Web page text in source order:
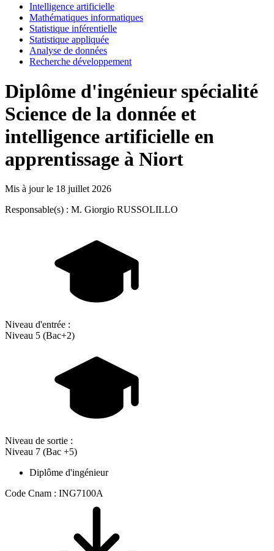
Intelligence artificielle
Mathématiques informatiques
Statistique inférentielle
Statistique appliquée
Analyse de données
Recherche développement
Diplôme d'ingénieur spécialité
Science de la donnée et
intelligence artificielle en
apprentissage à Niort
Mis à jour le 18 juillet 2026
Responsable(s) : M. Giorgio RUSSOLILLO
Niveau d'entrée :
Niveau 5 (Bac+2)
Niveau de sortie :
Niveau 7 (Bac +5)
Diplôme d'ingénieur
Code Cnam : ING7100A